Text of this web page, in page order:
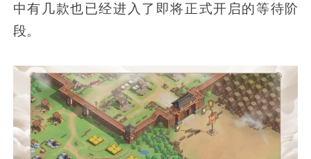
中有几款也已经进入了即将正式开启的等待阶
段。